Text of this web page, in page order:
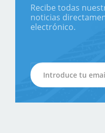
Recibe todas
noticias
electrónico.